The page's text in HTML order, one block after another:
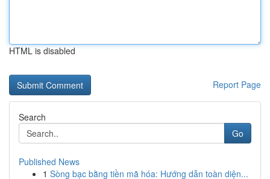
HTML is disabled
Report Page
Search
Go
Published News
1 Sòng bạc bằng tiền mã hóa: Hướng dẫn toàn diện...